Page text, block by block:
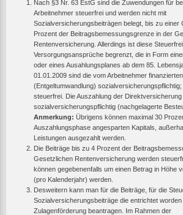
Nach §3 Nr. 63 EstG sind die Zuwendungen für
Arbeitnehmer steuerfrei und werden nicht mit
Sozialversicherungsbeiträgen belegt, bis zu einer
Prozent der Beitragsbemessungsgrenze in der
Rentenversicherung. Allerdings ist diese
Versorgungsansprüche begrenzt, die in Form
oder eines Ausahlungsplanes ab dem 85.
01.01.2009 sind die vom Arbeitnehmer
(Entgeltumwandlung)
steuerfrei. Die Auszahlung der
sozialversicherungspflichtig (nachgelagerte
Anmerkung: Übrigens können maximal 30
Auszahlungsphase angesparten Kapitals,
Leistungen ausgezahlt werden.
Die Beiträge bis zu 4 Prozent der
Gesetzlichen Rentenversicherung werden
können gegebenenfalls um einen Betrag in Höhe
(pro Kalenderjahr) werden.
Desweitern kann man für die Beiträge, für die
Sozialversicherungsbeiträge die entrichtet worden
Zulagenförderung beantragen. Im Rahmen der